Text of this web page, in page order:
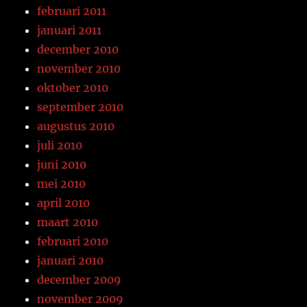
februari 2011
januari 2011
december 2010
november 2010
oktober 2010
september 2010
augustus 2010
juli 2010
juni 2010
mei 2010
april 2010
maart 2010
februari 2010
januari 2010
december 2009
november 2009